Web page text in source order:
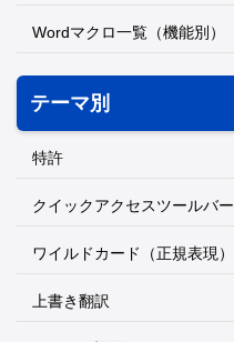
Wordマクロ一覧（機能別）
テーマ別
特許
クイックアクセスツールバー
ワイルドカード（正規表現）
上書き翻訳